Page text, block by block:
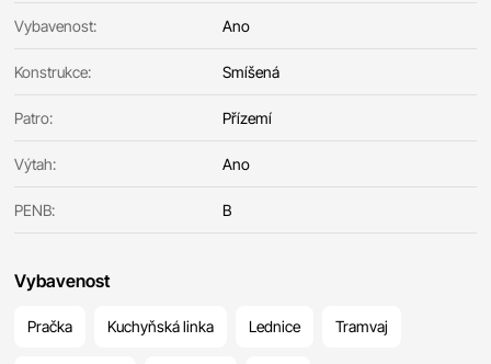
Vybavenost: Ano
Konstrukce: Smíšená
Patro: Přízemí
Výtah: Ano
PENB: B
Vybavenost
Pračka Kuchyňská linka Lednice Tramvaj